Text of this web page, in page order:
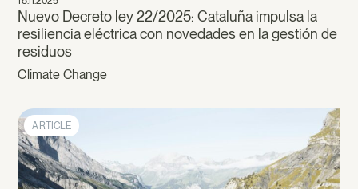
Nuevo Decreto ley 22/2025: Cataluña impulsa la
resiliencia eléctrica con novedades en la gestión de
residuos
Climate Change
ARTICLE